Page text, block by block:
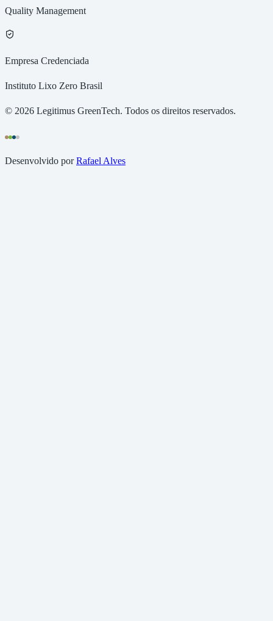
Quality Management
Empresa Credenciada
Instituto Lixo Zero Brasil
© 2026 Legitimus GreenTech. Todos os direitos reservados.
Desenvolvido por Rafael Alves